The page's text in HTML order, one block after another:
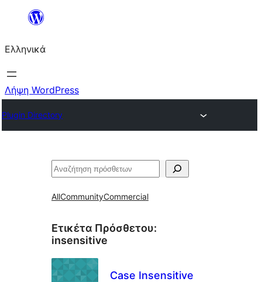
Μετάβαση
περιεχόμενο
Ελληνικά
Λήψη WordPress
Plugin Directory
Αναζήτηση
AllCommunityCommercial
Ετικέτα Πρόσθετου:
insensitive
Case Insensitive